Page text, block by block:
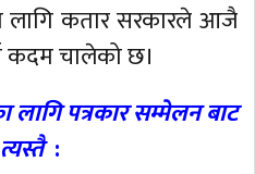
लागि कतार सरकारले आजै
कदम चालेको छ।
लागिपत्रकार सम्मेलन बाट
: